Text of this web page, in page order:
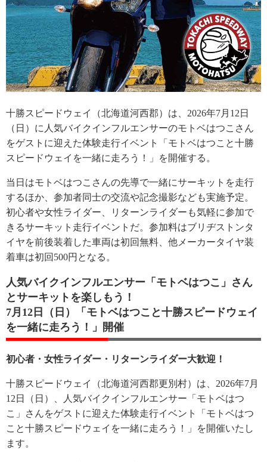
十勝スピードウェイ（北海道河西郡）は、2026年7月12日
（日）に人気バイクインフルエンサーのモトベはつこさん
をゲストに迎えた体験走行イベント「モトベはつこと十勝
スピードウェイを一緒に走ろう！」を開催する。
当日はモトベはつこさんの先導で一緒にサーキットを走行
するほか、参加者同士の交流や記念撮影なども実施予定。
初心者や女性ライダー、リターンライダーも気軽に参加で
きるサーキット走行イベントだ。参加料はブリヂストンタ
イヤを前後装着した車両は初回無料、他メーカータイヤ装
着車は初回500円となる。
人気バイクインフルエンサー「モトベはつこ」さん
とサーキットを楽しもう！
7月12日（日）「モトベはつこと十勝スピードウェイ
を一緒に走ろう！」開催
初心者・女性ライダー・リターンライダー大歓迎！
十勝スピードウェイ（北海道河西郡更別村）は、2026年7月
12日（日）、人気バイクインフルエンサー「モトベはつ
こ」さんをゲストに迎えた体験走行イベント「モトベはつ
こと十勝スピードウェイを一緒に走ろう！」を開催いたし
ます。